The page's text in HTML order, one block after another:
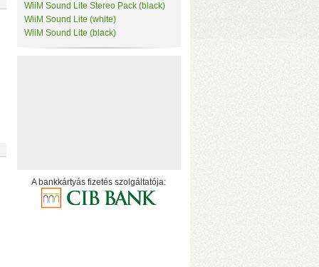
Single módok
WiiM Sound Lite Stereo Pack (black)
WiiM Sound Lite (white)
WiiM Sound Lite (black)
A bankkártyás fizetés szolgáltatója: